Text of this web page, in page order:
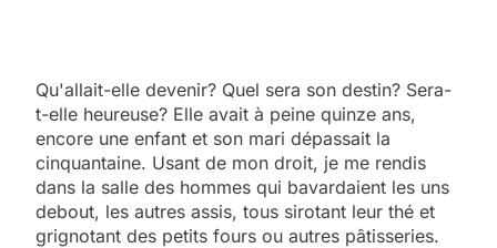
Qu'allait-elle devenir? Quel sera son destin? Sera-
t-elle heureuse? Elle avait à peine quinze ans,
encore une enfant et son mari dépassait la
cinquantaine. Usant de mon droit, je me rendis
dans la salle des hommes qui bavardaient les uns
debout, les autres assis, tous sirotant leur thé et
grignotant des petits fours ou autres pâtisseries.